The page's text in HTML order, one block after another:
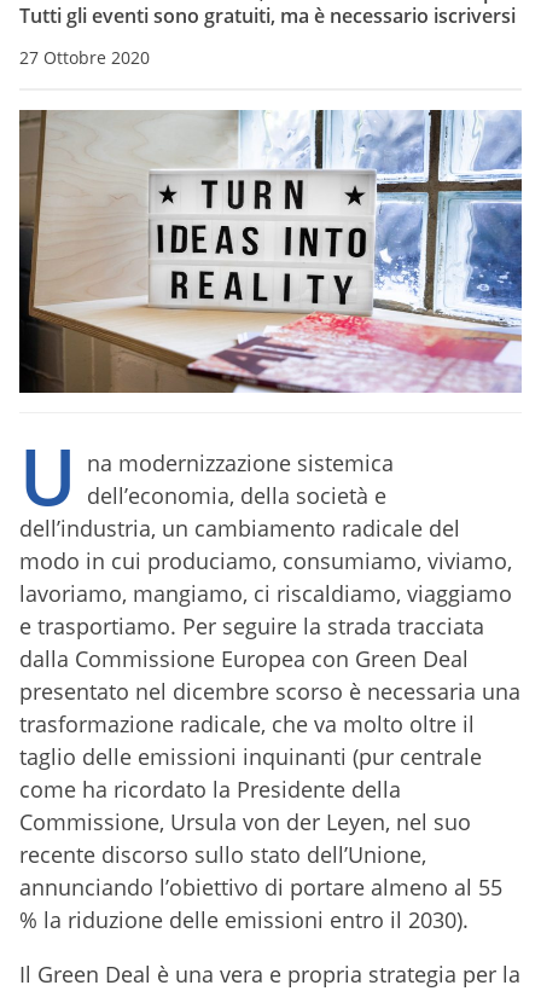
Tutti gli eventi sono gratuiti, ma è necessario iscriversi
27 Ottobre 2020
U
na modernizzazione sistemica
dell’economia, della società e
dell’industria, un cambiamento radicale del
modo in cui produciamo, consumiamo, viviamo,
lavoriamo, mangiamo, ci riscaldiamo, viaggiamo
e trasportiamo. Per seguire la strada tracciata
dalla Commissione Europea con Green Deal
presentato nel dicembre scorso è necessaria una
trasformazione radicale, che va molto oltre il
taglio delle emissioni inquinanti (pur centrale
come ha ricordato la Presidente della
Commissione, Ursula von der Leyen, nel suo
recente discorso sullo stato dell’Unione,
annunciando l’obiettivo di portare almeno al 55
% la riduzione delle emissioni entro il 2030).
Il Green Deal è una vera e propria strategia per la